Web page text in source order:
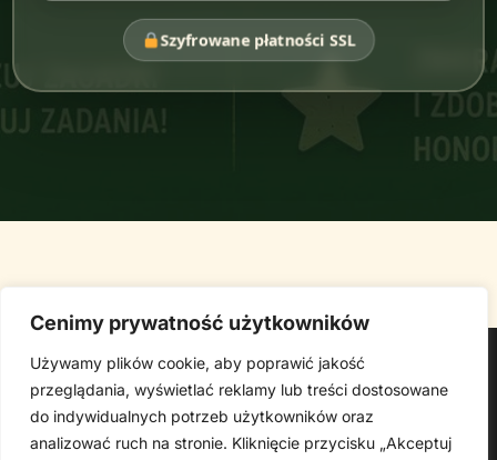
Cenimy prywatność użytkowników
Używamy plików cookie, aby poprawić jakość
przeglądania, wyświetlać reklamy lub treści dostosowane
do indywidualnych potrzeb użytkowników oraz
analizować ruch na stronie. Kliknięcie przycisku „Akceptuj
Szyfrowane płatności SSL
Produkty Cyfrowe – E-booki, Kursy Online, Materiały PDF
Regulamin
O Nas Kontakt Narzędzia Spis Artykułów